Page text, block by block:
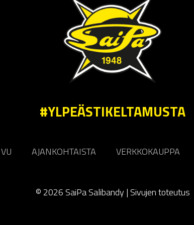
#YLPEÄSTIKELTAMUSTA
AJANKOHTAISTA VERKKOKAUPPA
© 2026 SaiPa Salibandy |Sivujen toteutus